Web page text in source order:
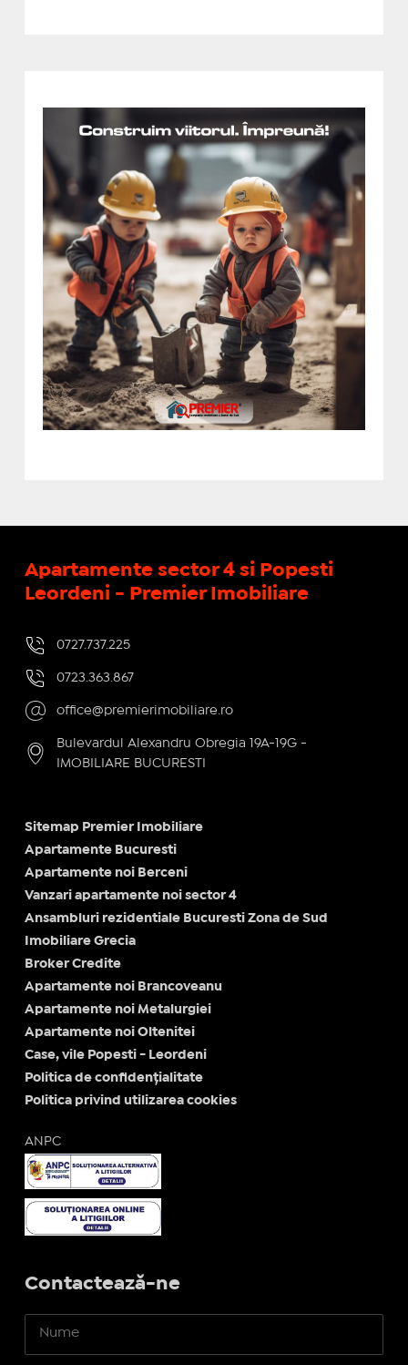
Apartamente sector 4 si Popesti
Leordeni - Premier Imobiliare
0727.737.225
0723.363.867
office@premierimobiliare.ro
Bulevardul Alexandru Obregia 19A-19G -
IMOBILIARE BUCURESTI
Sitemap Premier Imobiliare
Apartamente Bucuresti
Apartamente noi Berceni
Vanzari apartamente noi sector 4
Ansambluri rezidentiale Bucuresti Zona de Sud
Imobiliare Grecia
Broker Credite
Apartamente noi Brancoveanu
Apartamente noi Metalurgiei
Apartamente noi Oltenitei
Case, vile Popesti - Leordeni
Politica de confidențialitate
Politica privind utilizarea cookies
ANPC
Contactează-ne